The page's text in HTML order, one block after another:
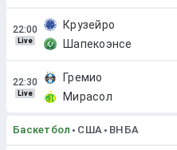
Live
Крузейро
Шапекоэнсе
Live
Гремио
Мирасол
Баскетбол США ВНБА